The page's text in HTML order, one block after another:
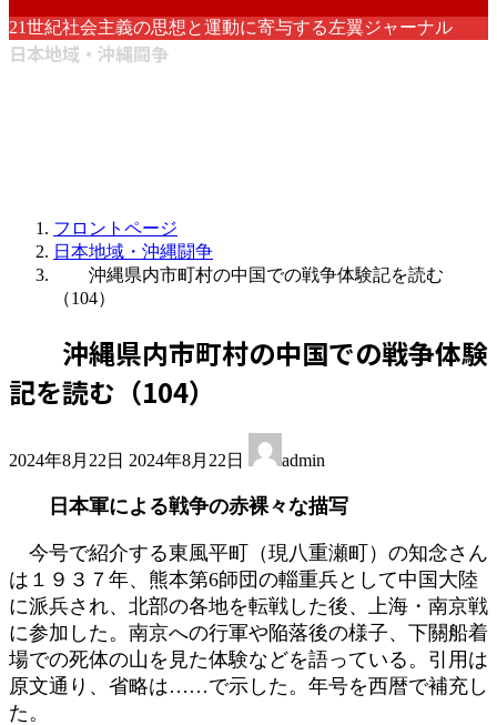
21世紀社会主義の思想と運動に寄与する左翼ジャーナル
日本地域・沖縄闘争
フロントページ
日本地域・沖縄闘争
沖縄県内市町村の中国での戦争体験記を読む
（104）
沖縄県内市町村の中国での戦争体験
記を読む（104）
2024年8月22日 終
新
時
:
2024年8月22日 admin
日本軍による戦争の赤裸々な描写
今号で紹介する東風平町（現八重瀬町）の知念さん
は１９３７年、熊本第6師団の輜重兵として中国大陸
に派兵され、北部の各地を転戦した後、上海・南京戦
に参加した。南京への行軍や陥落後の様子、下關船着
場での死体の山を見た体験などを語っている。引用は
原文通り、省略は……で示した。年号を西暦で補充し
た。